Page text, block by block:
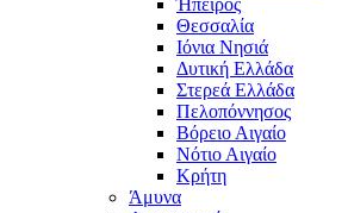
Ήπειρος
Θεσσαλία
Ιόνια Νησιά
Δυτική Ελλάδα
Στερεά Ελλάδα
Πελοπόννησος
Βόρειο Αιγαίο
Νότιο Αιγαίο
Κρήτη
Άμυνα